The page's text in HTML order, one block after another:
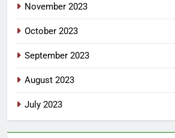
November 2023
October 2023
September 2023
August 2023
July 2023